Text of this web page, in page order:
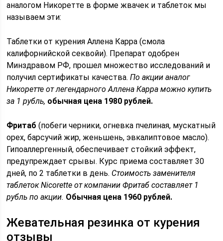
аналогом Никоретте в форме жвачек и таблеток мы
называем эти:
Таблетки от курения Аллена Карра (смола
калифорнийской секвойи). Препарат одобрен
Минздравом РФ, прошел множество исследований и
получил сертификаты качества.По акции аналог
Никоретте от легендарного Аллена Карра можно купить
за 1 рубль, обычная цена 1980 рублей.
Фритаб (побеги черники, огневка пчелиная, мускатный
орех, барсучий жир, женьшень, эвкалиптовое масло).
Гипоаллергенный, обеспечивает стойкий эффект,
предупреждает срывы. Курс приема составляет 30
дней, по 2 таблетки в день. Стоимость заменителя
таблеток Nicorette от компании Фритаб составляет 1
рубль по акции. Обычная цена 1960 рублей.
Жевательная резинка от курения
отзывы